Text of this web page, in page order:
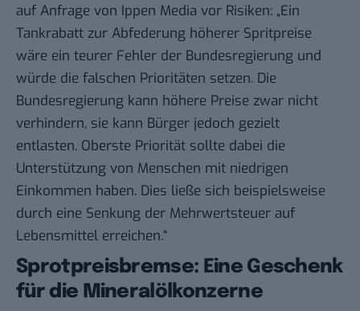
auf Anfrage von Ippen Media vor Risiken: „Ein
Tankrabatt zur Abfederung höherer Spritpreise
wäre ein teurer Fehler der Bundesregierung und
würde die falschen Prioritäten setzen. Die
Bundesregierung kann höhere Preise zwar nicht
verhindern, sie kann Bürger jedoch gezielt
entlasten. Oberste Priorität sollte dabei die
Unterstützung von Menschen mit niedrigen
Einkommen haben. Dies ließe sich beispielsweise
durch eine Senkung der Mehrwertsteuer auf
Lebensmittel erreichen.“
Sprotpreisbremse: Eine Geschenk
für die Mineralölkonzerne